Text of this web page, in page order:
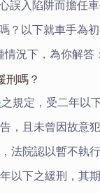
誤入陷阱而擔任
？以下就車手為
情況下，為你解答：
刑嗎？
之規定，受二年以
，且未曾因故意
，法院認以暫不執
以下之緩刑，其